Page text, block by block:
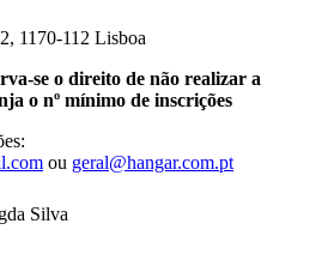
1170-112 Lisboa
se o direito de não realizar a
o nº mínimo de inscrições
ou geral@hangar.com.pt
Silva